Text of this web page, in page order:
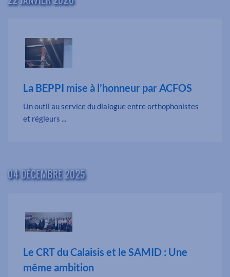
La BEPPI mise à l’honneur par ACFOS
Un outil au service du dialogue entre orthophonistes
et régleurs ...
04 DÉCEMBRE 2025
Le CRT du Calaisis et le SAMID : Une
même ambition